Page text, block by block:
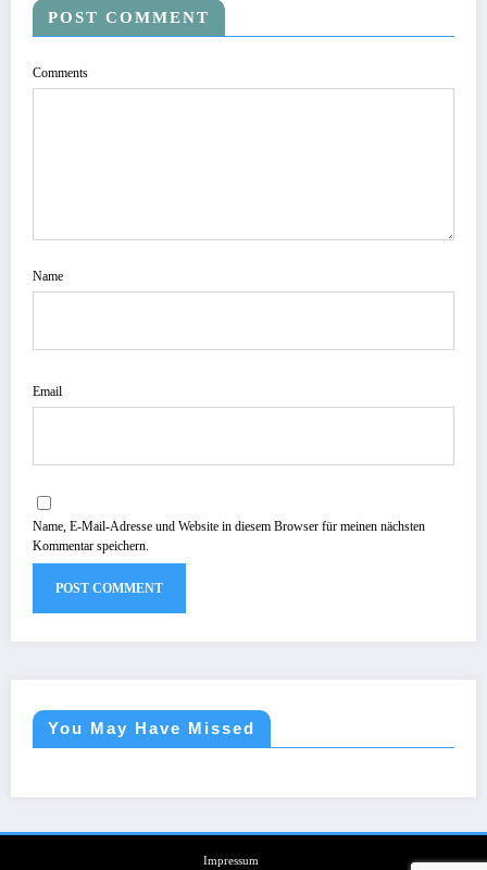
POST COMMENT
Comments
Name
Email
Name, E-Mail-Adresse und Website in diesem Browser für meinen nächsten
Kommentar speichern.
You May Have Missed
Impressum